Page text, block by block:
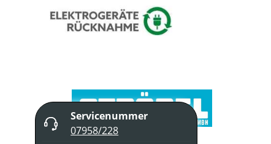
Servicenummer
07958/228